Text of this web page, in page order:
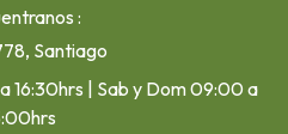
Santiago
16:30hrs | Sab y Dom 09:00 a